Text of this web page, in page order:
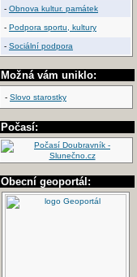
- Obnova kultur. památek
- Podpora sportu, kultury
- Sociální podpora
Možná vám uniklo:
- Slovo starostky
Počasí:
Obecní geoportál: